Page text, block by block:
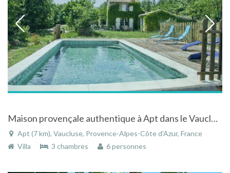
Maison provençale authentique à Apt dans le Vaucluse face au Lubéron
Apt (7 km), Vaucluse, Provence-Alpes-Côte d'Azur, France
Villa
3 chambres 6 personnes